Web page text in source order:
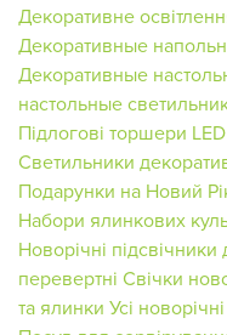
Декоративне
Декоративные
Декоративные
настольные
Підлогові торшери
Светильники
Подарунки на Новий
Набори ялинкових
Новорічні
перевертні Свічки
та ялинки Усі